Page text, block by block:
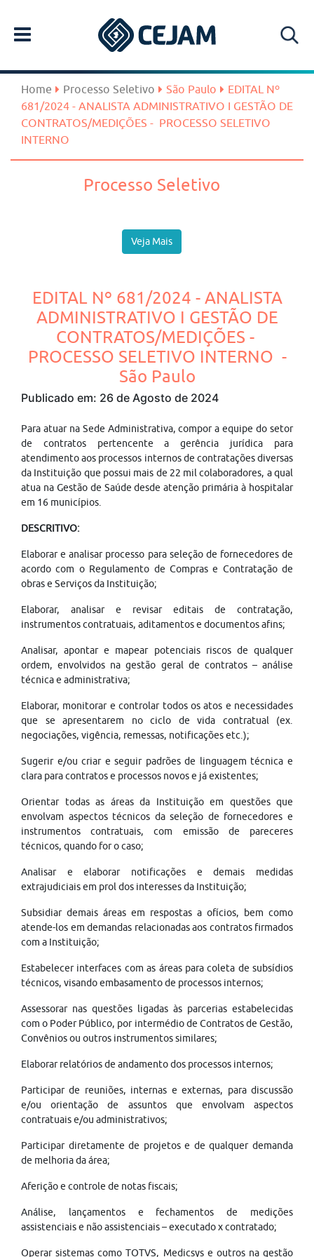
Home Processo Seletivo São Paulo
EDITAL Nº
681/2024 - ANALISTA ADMINISTRATIVO I GESTÃO DE
CONTRATOS/MEDIÇÕES - PROCESSO SELETIVO
INTERNO
Processo Seletivo
Veja Mais
EDITAL Nº 681/2024 - ANALISTA
ADMINISTRATIVO I GESTÃO DE
CONTRATOS/MEDIÇÕES -
PROCESSO SELETIVO INTERNO -
São Paulo
Publicado em: 26 de Agosto de 2024
Para atuar na Sede Administrativa, compor a equipe do setor
de contratos pertencente a gerência jurídica para
atendimento aos processos internos de contratações diversas
da Instituição que possui mais de 22 mil colaboradores, a qual
atua na Gestão de Saúde desde atenção primária à hospitalar
em 16 municípios.
DESCRITIVO:
Elaborar e analisar processo para seleção de fornecedores de
acordo com o Regulamento de Compras e Contratação de
obras e Serviços da Instituição;
Elaborar, analisar e revisar editais de contratação,
instrumentos contratuais, aditamentos e documentos afins;
Analisar, apontar e mapear potenciais riscos de qualquer
ordem, envolvidos na gestão geral de contratos – análise
técnica e administrativa;
Elaborar, monitorar e controlar todos os atos e necessidades
que se apresentarem no ciclo de vida contratual (ex.
negociações, vigência, remessas, notificações etc.);
Sugerir e/ou criar e seguir padrões de linguagem técnica e
clara para contratos e processos novos e já existentes;
Orientar todas as áreas da Instituição em questões que
envolvam aspectos técnicos da seleção de fornecedores e
instrumentos contratuais, com emissão de pareceres
técnicos, quando for o caso;
Analisar e elaborar notificações e demais medidas
extrajudiciais em prol dos interesses da Instituição;
Subsidiar demais áreas em respostas a ofícios, bem como
atende-los em demandas relacionadas aos contratos firmados
com a Instituição;
Estabelecer interfaces com as áreas para coleta de subsídios
técnicos, visando embasamento de processos internos;
Assessorar nas questões ligadas às parcerias estabelecidas
com o Poder Público, por intermédio de Contratos de Gestão,
Convênios ou outros instrumentos similares;
Elaborar relatórios de andamento dos processos internos;
Participar de reuniões, internas e externas, para discussão
e/ou orientação de assuntos que envolvam aspectos
contratuais e/ou administrativos;
Participar diretamente de projetos e de qualquer demanda
de melhoria da área;
Aferição e controle de notas fiscais;
Análise, lançamentos e fechamentos de medições
assistenciais e não assistenciais – executado x contratado;
Operar sistemas como TOTVS, Medicsys e outros na gestão